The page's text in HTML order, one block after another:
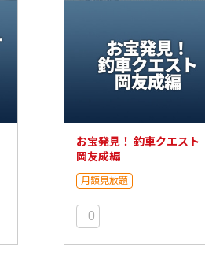
お宝発見！ 釣車クエスト
岡友成編
月額見放題
0